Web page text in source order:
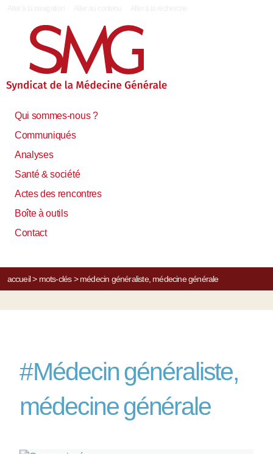
Qui sommes-nous ?
Communiqués
Analyses
Santé & société
Actes des rencontres
Boîte à outils
Contact
accueil> mots-clés> médecin généraliste, médecine générale
#Médecin généraliste,
médecine générale